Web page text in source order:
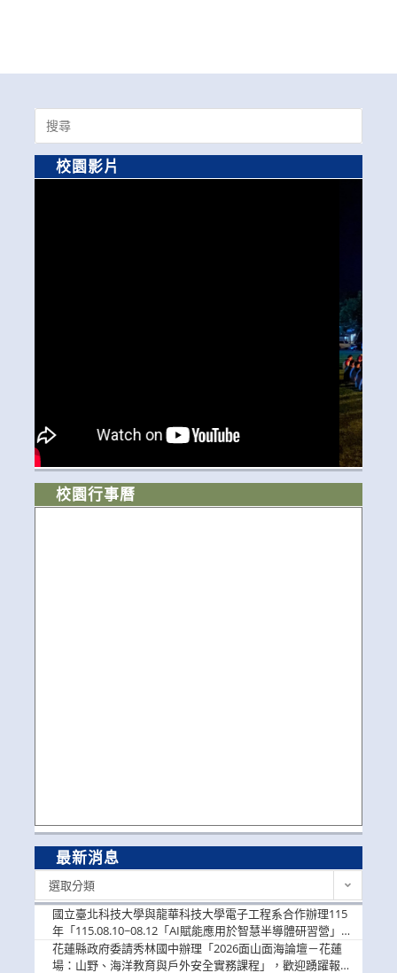
Search
for:
校園影片
校園行事曆
最新消息
選取分類
國立臺北科技大學與龍華科技大學電子工程系合作辦理115
年「115.08.10~08.12「AI賦能應用於智慧半導體研習營」，
歡迎學生踴躍報名參加
花蓮縣政府委請秀林國中辦理「2026面山面海論壇－花蓮
場：山野、海洋教育與戶外安全實務課程」，歡迎踴躍報名